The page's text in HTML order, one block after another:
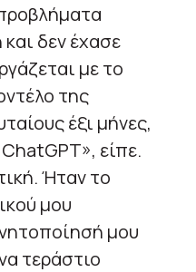
δεν έχασε
με το
της
έξι μήνες,
είπε.
Ήταν το
μου
μου
τεράστιο